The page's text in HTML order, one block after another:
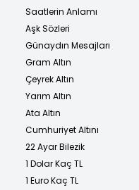
Saatlerin Anlamı
Aşk Sözleri
Günaydın Mesajları
Gram Altın
Çeyrek Altın
Yarım Altın
Ata Altın
Cumhuriyet Altını
22 Ayar Bilezik
1 Dolar Kaç TL
1 Euro Kaç TL